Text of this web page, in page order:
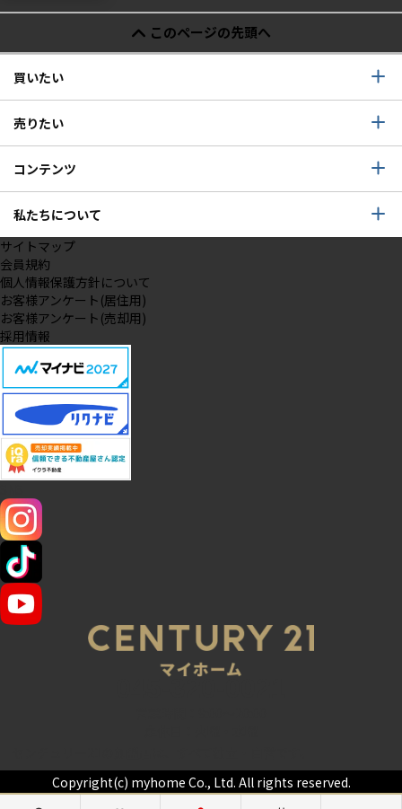
このページの先頭へ
買いたい
売りたい
コンテンツ
私たちについて
サイトマップ
会員規約
個人情報保護方針について
お客様アンケート(居住用)
お客様アンケート(売却用)
採用情報
Copyright(c) myhome Co., Ltd. All rights reserved.